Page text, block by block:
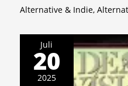
Alternative & Indie,
Juli
20
2025